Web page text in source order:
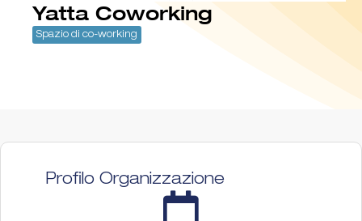
Yatta Coworking
Spazio di co-working
Profilo Organizzazione